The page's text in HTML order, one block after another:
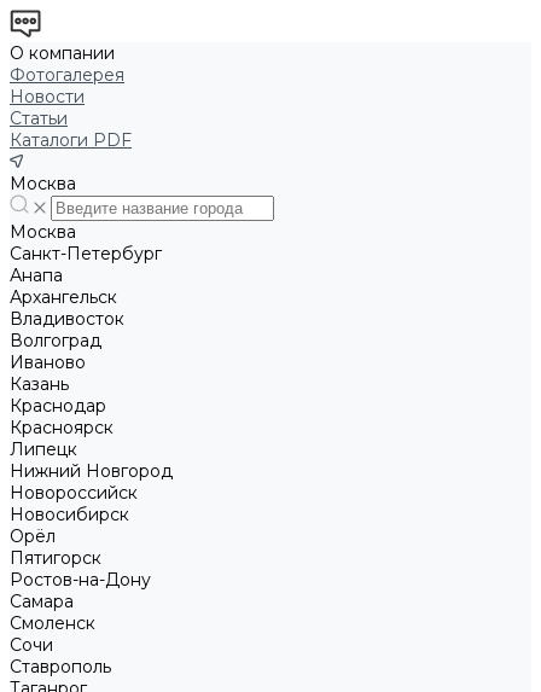
О компании
Фотогалерея
Новости
Статьи
Каталоги PDF
Москва
Москва
Санкт-Петербург
Анапа
Архангельск
Владивосток
Волгоград
Иваново
Казань
Краснодар
Красноярск
Липецк
Нижний Новгород
Новороссийск
Новосибирск
Орёл
Пятигорск
Ростов-на-Дону
Самара
Смоленск
Сочи
Ставрополь